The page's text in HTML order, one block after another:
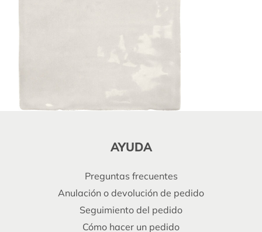
AYUDA
Preguntas frecuentes
Anulación o devolución de pedido
Seguimiento del pedido
Cómo hacer un pedido